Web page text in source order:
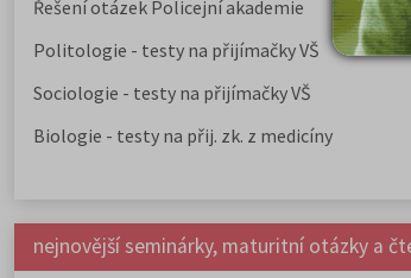
Řešení otázek Policejní akademie
Politologie - testy na přijímačky VŠ
Sociologie - testy na přijímačky VŠ
Biologie - testy na přij. zk. z medicíny
nejnovější seminárky, maturitní otázky a